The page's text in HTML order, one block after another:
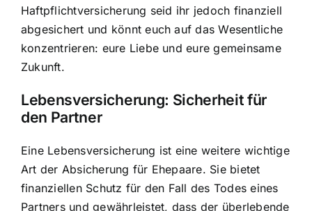
Haftpflichtversicherung seid ihr jedoch finanziell
abgesichert und könnt euch auf das Wesentliche
konzentrieren: eure Liebe und eure gemeinsame
Zukunft.
Lebensversicherung: Sicherheit für
den Partner
Eine Lebensversicherung ist eine weitere wichtige
Art der Absicherung für Ehepaare. Sie bietet
finanziellen Schutz für den Fall des Todes eines
Partners und gewährleistet, dass der überlebende